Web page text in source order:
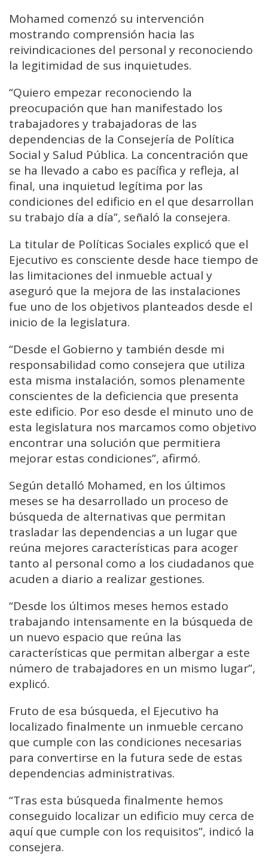
Mohamed comenzó su intervención
mostrando comprensión hacia las
reivindicaciones del personal y reconociendo
la legitimidad de sus inquietudes.
“Quiero empezar reconociendo la
preocupación que han manifestado los
trabajadores y trabajadoras de las
dependencias de la Consejería de Política
Social y Salud Pública. La concentración que
se ha llevado a cabo es pacífica y refleja, al
final, una inquietud legítima por las
condiciones del edificio en el que desarrollan
su trabajo día a día”, señaló la consejera.
La titular de Políticas Sociales explicó que el
Ejecutivo es consciente desde hace tiempo de
las limitaciones del inmueble actual y
aseguró que la mejora de las instalaciones
fue uno de los objetivos planteados desde el
inicio de la legislatura.
“Desde el Gobierno y también desde mi
responsabilidad como consejera que utiliza
esta misma instalación, somos plenamente
conscientes de la deficiencia que presenta
este edificio. Por eso desde el minuto uno de
esta legislatura nos marcamos como objetivo
encontrar una solución que permitiera
mejorar estas condiciones”, afirmó.
Según detalló Mohamed, en los últimos
meses se ha desarrollado un proceso de
búsqueda de alternativas que permitan
trasladar las dependencias a un lugar que
reúna mejores características para acoger
tanto al personal como a los ciudadanos que
acuden a diario a realizar gestiones.
“Desde los últimos meses hemos estado
trabajando intensamente en la búsqueda de
un nuevo espacio que reúna las
características que permitan albergar a este
número de trabajadores en un mismo lugar”,
explicó.
Fruto de esa búsqueda, el Ejecutivo ha
localizado finalmente un inmueble cercano
que cumple con las condiciones necesarias
para convertirse en la futura sede de estas
dependencias administrativas.
“Tras esta búsqueda finalmente hemos
conseguido localizar un edificio muy cerca de
aquí que cumple con los requisitos”, indicó la
consejera.